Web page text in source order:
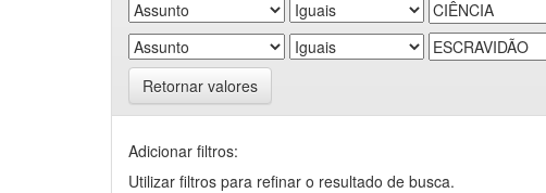
Retornar valores
Adicionar filtros:
Utilizar filtros para refinar o resultado de busca.